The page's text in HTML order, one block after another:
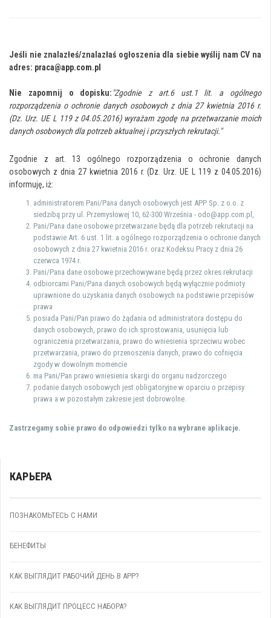
Jeśli nie znalazłeś/znalazłaś ogłoszenia dla siebie wyślij nam CV na
adres: praca@app.com.pl
Nie zapomnij o dopisku:"Zgodnie z art.6 ust.1 lit. a ogólnego
rozporządzenia o ochronie danych osobowych z dnia 27 kwietnia 2016 r.
(Dz. Urz. UE L 119 z 04.05.2016) wyrażam zgodę na przetwarzanie moich
danych osobowych dla potrzeb aktualnej i przyszłych rekrutacji."
Zgodnie z art. 13 ogólnego rozporządzenia o ochronie danych
osobowych z dnia 27 kwietnia 2016 r. (Dz. Urz. UE L 119 z 04.05.2016)
informuję, iż:
administratorem Pani/Pana danych osobowych jest APP Sp. z o.o. z
siedzibą przy ul. Przemysłowej 10, 62-300 Września - odo@app.com.pl,
Pani/Pana dane osobowe przetwarzane będą dla potrzeb rekrutacji na
podstawie Art. 6 ust. 1 lit. a ogólnego rozporządzenia o ochronie danych
osobowych z dnia 27 kwietnia 2016 r. oraz Kodeksu Pracy z dnia 26
czerwca 1974 r.
Pani/Pana dane osobowe przechowywane będą przez okres rekrutacji
odbiorcami Pani/Pana danych osobowych będą wyłącznie podmioty
uprawnione do uzyskania danych osobowych na podstawie przepisów
prawa
posiada Pani/Pan prawo do żądania od administratora dostępu do
danych osobowych, prawo do ich sprostowania, usunięcia lub
ograniczenia przetwarzania, prawo do wniesienia sprzeciwu wobec
przetwarzania, prawo do przenoszenia danych, prawo do cofnięcia
zgody w dowolnym momencie
ma Pani/Pan prawo wniesienia skargi do organu nadzorczego
podanie danych osobowych jest obligatoryjne w oparciu o przepisy
prawa a w pozostałym zakresie jest dobrowolne.
Zastrzegamy sobie prawo do odpowiedzi tylko na wybrane aplikacje.
КАРЬЕРА
ПОЗНАКОМЬТЕСЬ С НАМИ
БЕНЕФИТЫ
КАК ВЫГЛЯДИТ РАБОЧИЙ ДЕНЬ В APP?
КАК ВЫГЛЯДИТ ПРОЦЕСС НАБОРА?